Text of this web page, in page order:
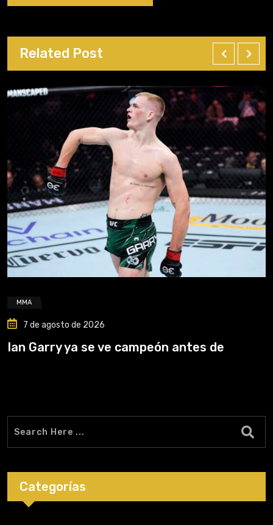
Related Post
MMA
7 de agosto de 2026
Ian Garry ya se ve campeón antes de
Categorías